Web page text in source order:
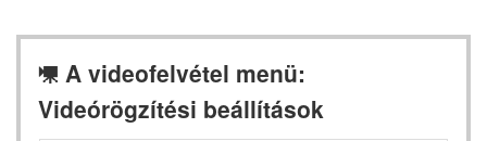
1 A videofelvétel menü:
Videórögzítési beállítások